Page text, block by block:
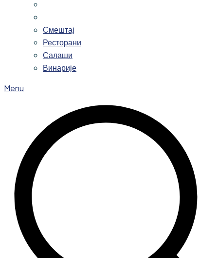
Смештај
Ресторани
Салаши
Винарије
Menu